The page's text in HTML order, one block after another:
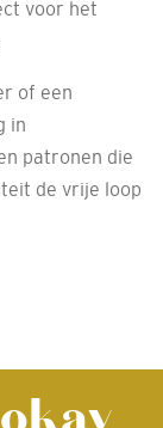
voor het
of een
in
patronen die
de vrije loop